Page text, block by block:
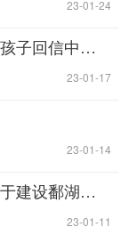
| 23-01-24
就鄱阳湖水利枢纽给抑郁症孩子回信中若干说法与环保大叔商榷
| 23-01-17
| 23-01-14
将投资转为缺水应对基金免于建设鄱湖工程的可能性
| 23-01-11